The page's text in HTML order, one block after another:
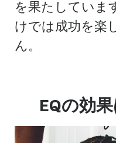
を果たしていま
けでは成功を楽
ん。
EQの効